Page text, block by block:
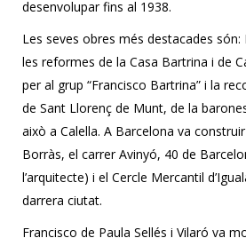
desenvolupar fins al 1938.
Les seves obres més destacades són:
les reformes de la Casa Bartrina i de
per al grup “Francisco Bartrina” i la
de Sant Llorenç de Munt, de la
això a Calella. A Barcelona va
Borràs, el carrer Avinyó, 40 de
l’arquitecte) i el Cercle Mercantil
darrera ciutat.
Francisco de Paula Sellés i Vilaró va